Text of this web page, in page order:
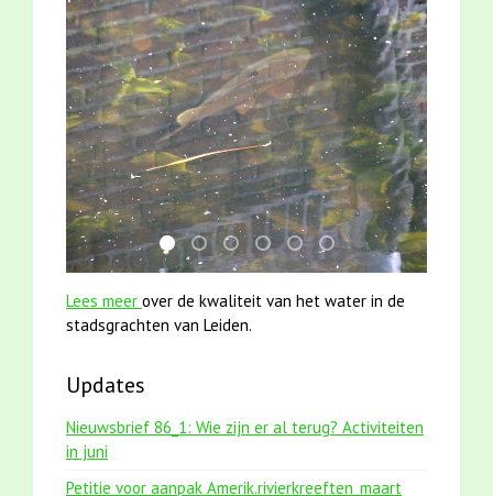
karper met kattenklimtouw
smoelenboek fifi en karper nieuwsbrief-
mei2021 1 snoekje elly
mei2021 watervogelmethode
jun2021 28 brasem en
jun2021 zaklv 5
Lees meer over de kwaliteit van het water in de
stadsgrachten van Leiden.
Updates
Nieuwsbrief 86_1: Wie zijn er al terug? Activiteiten
in juni
Petitie voor aanpak Amerik.rivierkreeften_maart